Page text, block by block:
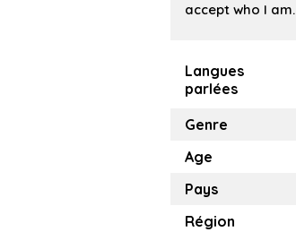
accept who I am.
Langues
parlées
Genre
Age
Pays
Région